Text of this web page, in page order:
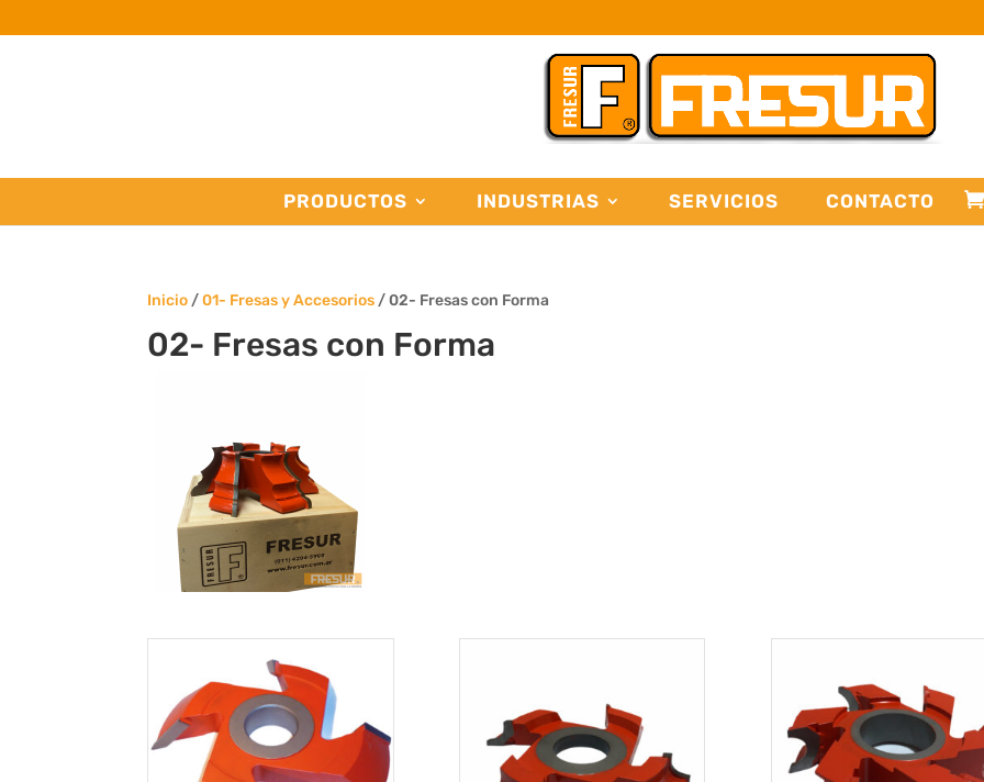
PRODUCTOS INDUSTRIAS SERVICIOS CONTACTO
Inicio /01- Fresas y Accesorios / 02- Fresas con Forma
02- Fresas con Forma